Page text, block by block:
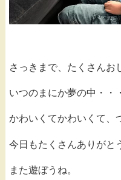
さっきまで、たくさんお
いつのまにか夢の中・・
かわいくてかわいくて
今日もたくさんありがと
また遊ぼうね。